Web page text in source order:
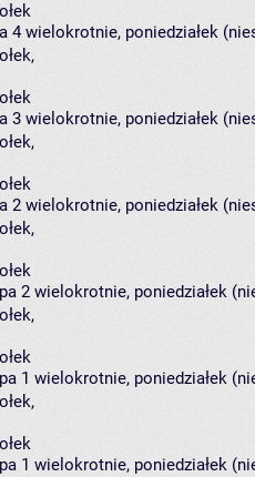
4 wielokrotnie, poniedziałek
,
3 wielokrotnie, poniedziałek
,
2 wielokrotnie, poniedziałek
,
2 wielokrotnie, poniedziałek
,
1 wielokrotnie, poniedziałek
,
1 wielokrotnie, poniedziałek